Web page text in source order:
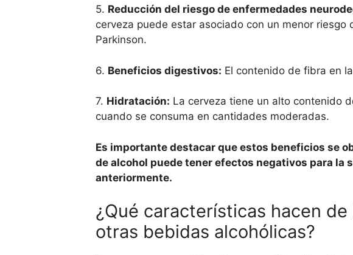
5. Reducción del riesgo de enfermedades
cerveza puede estar asociado con un menor
Parkinson.
6. Beneficios digestivos: El contenido de fibra en
7. Hidratación: La cerveza tiene un alto contenido
cuando se consuma en cantidades moderadas.
Es importante destacar que estos beneficios se
de alcohol puede tener efectos negativos para
anteriormente.
¿Qué características hacen
otras bebidas alcohólicas?